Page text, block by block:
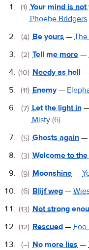
De
Verrukkelijke
15
(1) Your mind is
Phoebe Bridgers
(4) Be yours —
(2) Tell me more —
(10) Needy as hell —
(11) Enemy—
(7) Let the light in
Misty (6)
(5) Ghosts again —
(3) Welcome to the
(9) Moonshine —
(6) Blijf weg —
(13) Not strong
(12) Rescued — Foo
(–) No more lies —